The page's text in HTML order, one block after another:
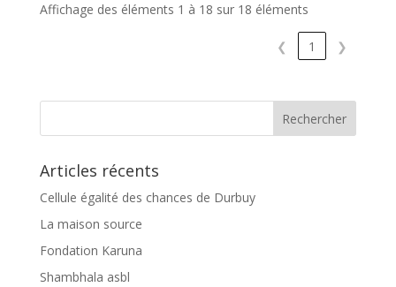
Affichage des éléments 1 à 18 sur 18 éléments
❮ 1 ❯
Articles récents
Cellule égalité des chances de Durbuy
La maison source
Fondation Karuna
Shambhala asbl